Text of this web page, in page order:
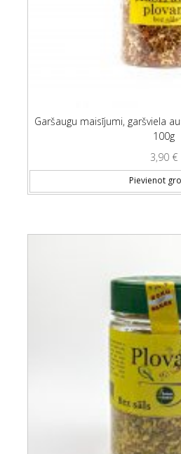
Garšaugu maisījumi, garšviela
100g
3,90 €
Pievienot